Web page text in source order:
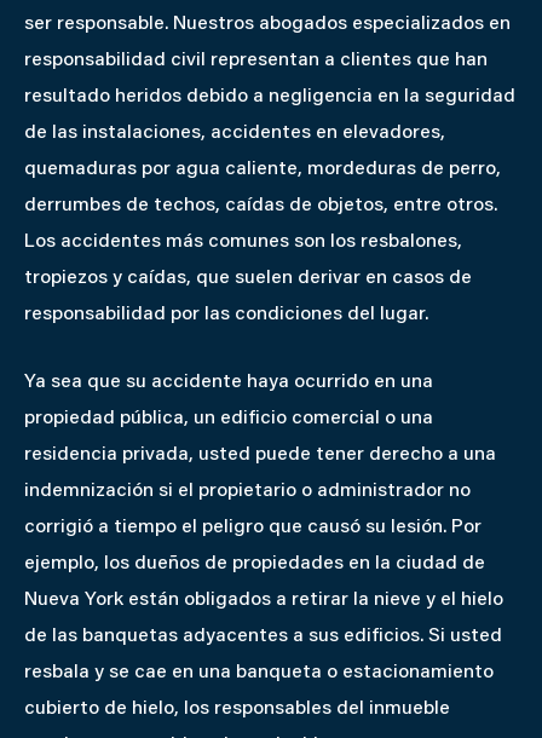
ser responsable. Nuestros abogados especializados en
responsabilidad civil representan a clientes que han
resultado heridos debido a negligencia en la seguridad
de las instalaciones, accidentes en elevadores,
quemaduras por agua caliente, mordeduras de perro,
derrumbes de techos, caídas de objetos, entre otros.
Los accidentes más comunes son los resbalones,
tropiezos y caídas, que suelen derivar en casos de
responsabilidad por las condiciones del lugar.
Ya sea que su accidente haya ocurrido en una
propiedad pública, un edificio comercial o una
residencia privada, usted puede tener derecho a una
indemnización si el propietario o administrador no
corrigió a tiempo el peligro que causó su lesión. Por
ejemplo, los dueños de propiedades en la ciudad de
Nueva York están obligados a retirar la nieve y el hielo
de las banquetas adyacentes a sus edificios. Si usted
resbala y se cae en una banqueta o estacionamiento
cubierto de hielo, los responsables del inmueble